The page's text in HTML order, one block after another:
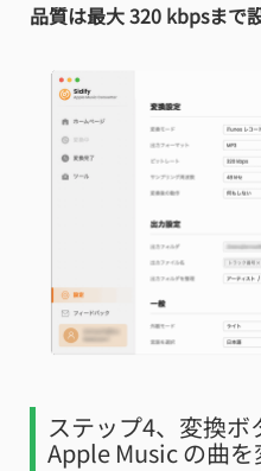
品質は最大 320 kbpsまで
ステップ4、変換ボ
Apple Music の曲